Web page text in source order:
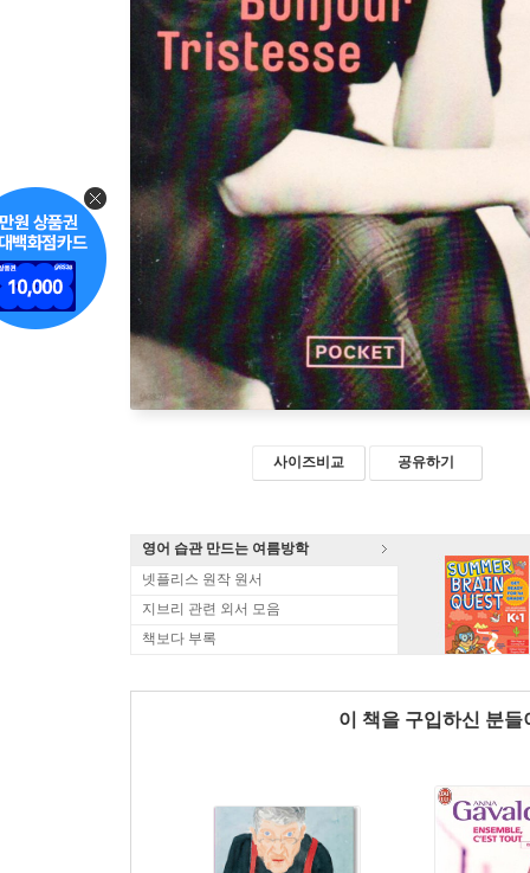
사이즈비교 공유하기
영어 습관 만드는 여름방학
넷플리스 원작 원서
지브리 관련 외서 모음
책보다 부록
이 책을 구입하신 분